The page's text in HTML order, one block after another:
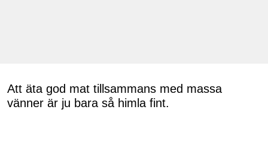
Att äta god mat tillsammans med massa
vänner är ju bara så himla fint.